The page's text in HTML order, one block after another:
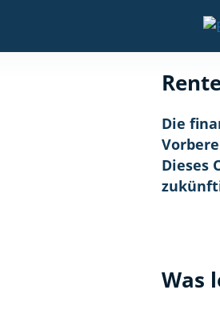
Die
Dieses
Was